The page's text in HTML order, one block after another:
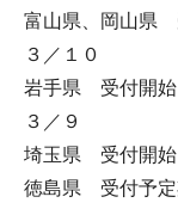
富山県、岡山県
３／１０
岩手県 受付開始
３／９
埼玉県 受付開始
徳島県 受付予定